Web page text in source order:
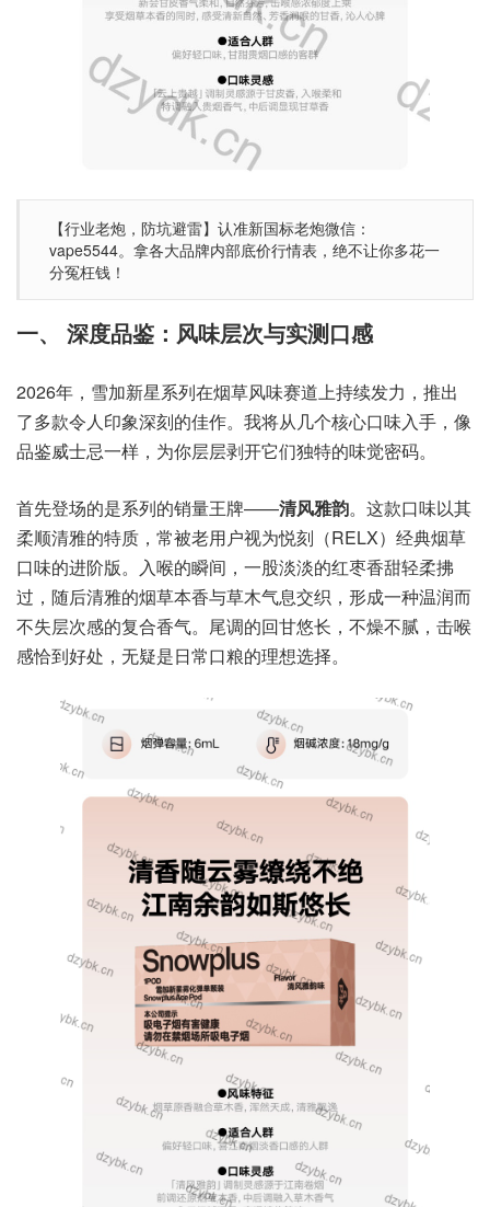
【行业老炮，防坑避雷】认准新国标老炮微信：
vape5544。拿各大品牌内部底价行情表，绝不让你多花一
分冤枉钱！
一、 深度品鉴：风味层次与实测口感
2026年，雪加新星系列在烟草风味赛道上持续发力，推出
了多款令人印象深刻的佳作。我将从几个核心口味入手，像
品鉴威士忌一样，为你层层剥开它们独特的味觉密码。
首先登场的是系列的销量王牌——清风雅韵。这款口味以其
柔顺清雅的特质，常被老用户视为悦刻（RELX）经典烟草
口味的进阶版。入喉的瞬间，一股淡淡的红枣香甜轻柔拂
过，随后清雅的烟草本香与草木气息交织，形成一种温润而
不失层次感的复合香气。尾调的回甘悠长，不燥不腻，击喉
感恰到好处，无疑是日常口粮的理想选择。